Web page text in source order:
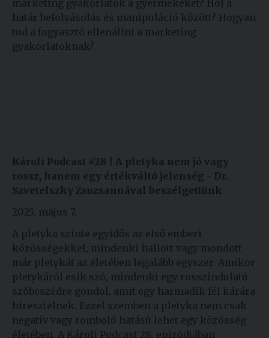
marketing gyakorlatok a gyermekeket? Hol a
határ befolyásolás és manipuláció között? Hogyan
tud a fogyasztó ellenállni a marketing
gyakorlatoknak?
Károli Podcast #28 |
A pletyka nem jó vagy
rossz, hanem egy értékváltó jelenség - Dr.
Szvetelszky Zsuzsannával beszélgettünk
2025. május 7.
A pletyka szinte egyidős az első emberi
közösségekkel, mindenki hallott vagy mondott
már pletykát az életében legalább egyszer. Amikor
pletykáról esik szó, mindenki egy rosszindulatú
szóbeszédre gondol, amit egy harmadik fél kárára
híresztelnek. Ezzel szemben a pletyka nem csak
negatív vagy romboló hatású lehet egy közösség
életében. A Károli Podcast 28. epizódjában